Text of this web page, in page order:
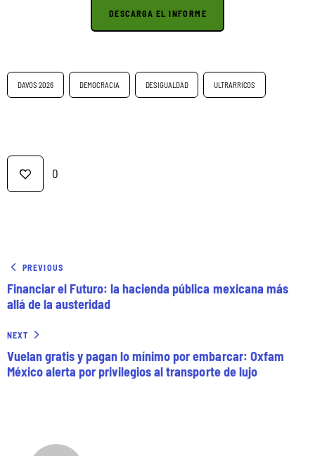
DESCARGA EL INFORME
DAVOS 2026 DEMOCRACIA DESIGUALDAD ULTRARRICOS
0
PREVIOUS
Financiar el Futuro: la hacienda pública mexicana más
allá de la austeridad
NEXT
Vuelan gratis y pagan lo mínimo por embarcar: Oxfam
México alerta por privilegios al transporte de lujo